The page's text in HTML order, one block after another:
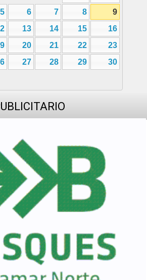
5 6 7 8
9
13 14 15
16
20 21 22
23
27 28 29
30